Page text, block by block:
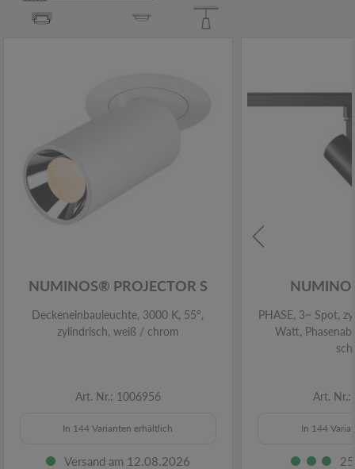
NUMINOS® PROJECTOR S
Deckeneinbauleuchte, 3000 K, 55°,
zylindrisch, weiß / chrom
Art. Nr.: 1006956
In 144 Varianten erhältlich
Versand am 12.08.2026
PHASE, 3~ Spot,
Watt,
Art.
In 144